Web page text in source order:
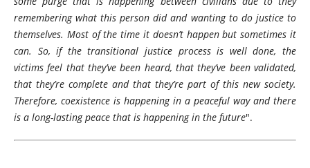
remembering what this person did and wanting to do justice to
themselves. Most of the time it doesn’t happen but sometimes it
can. So, if the transitional justice process is well done, the
victims feel that they’ve been heard, that they’ve been validated,
that they’re complete and that they’re part of this new society.
Therefore, coexistence is happening in a peaceful way and there
is a long-lasting peace that is happening in the future".